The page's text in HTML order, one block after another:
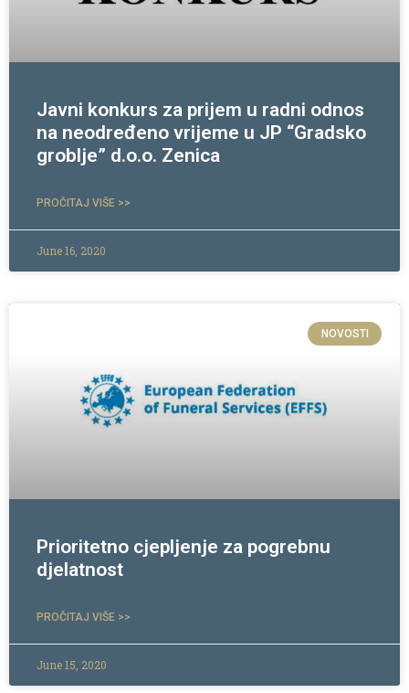
Javni konkurs za prijem u radni odnos
na neodređeno vrijeme u JP “Gradsko
groblje” d.o.o. Zenica
PROČITAJ VIŠE >>
June 16, 2020
NOVOSTI
Prioritetno cjepljenje za pogrebnu
djelatnost
PROČITAJ VIŠE >>
June 15, 2020